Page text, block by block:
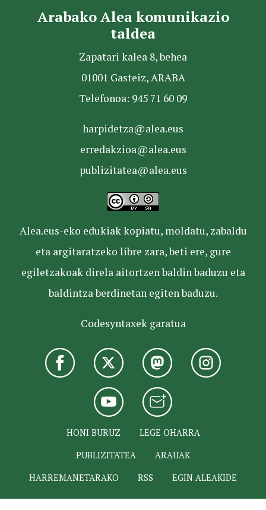
Arabako Alea komunikazio
taldea
Zapatari kalea 8, behea
01001 Gasteiz, ARABA
Telefonoa: 945 71 60 09
harpidetza@alea.eus
erredakzioa@alea.eus
publizitatea@alea.eus
Alea.eus-eko edukiak kopiatu, moldatu, zabaldu
eta argitaratzeko libre zara, beti ere, gure
egiletzakoak direla aitortzen baldin baduzu eta
baldintza berdinetan egiten baduzu.
Codesyntaxek garatua
HONI BURUZ
LEGE OHARRA
PUBLIZITATEA
ARAUAK
HARREMANETARAKO
RSS EGIN ALEAKIDE